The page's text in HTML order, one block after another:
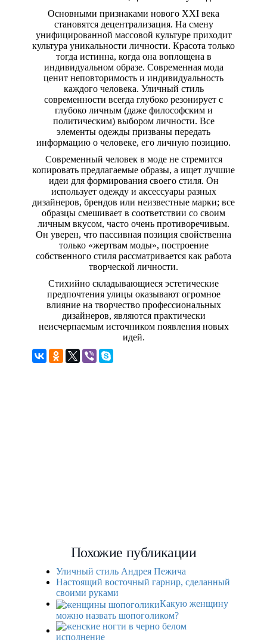
Основными признаками нового ХХI века
становятся децентрализация. На смену
унифицированной массовой культуре приходит
культура уникальности личности. Красота только
тогда истинна, когда она воплощена в
индивидуальном образе. Современная мода
ценит неповторимость и индивидуальность
каждого человека. Уличный стиль
современности всегда глубоко резонирует с
глубоко личным (даже философским и
политическим) выбором личности. Все
элементы одежды призваны передать
информацию о человеке, его личную позицию.
Современный человек в моде не стремится
копировать предлагаемые образы, а ищет лучшие
идеи для формирования своего стиля. Он
использует одежду и аксессуары разных
дизайнеров, брендов или неизвестные марки; все
образцы смешивает в соответствии со своим
личным вкусом, часто очень противоречивым.
Он уверен, что пассивная позиция свойственна
только «жертвам моды», построение
собственного стиля рассматривается как работа
творческой личности.
Стихийно складывающиеся эстетические
предпочтения улицы оказывают огромное
влияние на творчество профессиональных
дизайнеров, являются практически
неисчерпаемым источником появления новых
идей.
Похожие публикации
Уличный стиль Андрея Пежича
Настоящий восточный гарнир, сделанный
своими руками
Какую женщину
можно назвать шопоголиком?